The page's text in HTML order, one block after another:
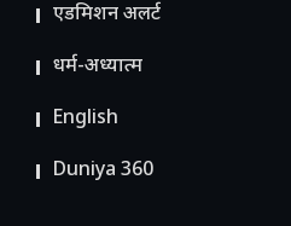
ए​डमिशन अलर्ट
धर्म-अध्यात्म
English
Duniya 360